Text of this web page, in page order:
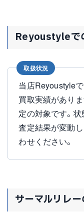
Reyoustyleで
取扱状況
当店Reyoustyle
買取実績がありま
定の対象です。状
査定結果が変動
わせください。
サーマルリレ